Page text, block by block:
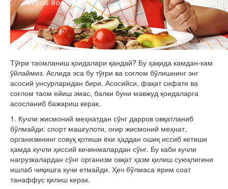
Тўғри таомланиш қоидалари қандай? Бу ҳақида камдан-кам
ўйлаймиз. Аслида эса бу тўғри ва соғлом бўлишнинг энг
асосий унсурларидан бири. Асосийси, фақат сифати ва
соғлом таом ейиш эмас, балки буни мавжуд қоидаларга
асосланиб бажариш керак.
1. Кучли жисмоний меҳнатдан сўнг дарров овқатланиб
бўлмайди: спорт машғулоти, оғир жисмоний меҳнат,
организмнинг совуқ қотиши ёки ҳаддан ошиқ иссиб кетиши
ҳамда кучли ҳиссий кечинмалардан сўнг. Бу каби кучли
нагрузкалардан сўнг организм овқат ҳазм қилиш суюқлигини
ишлаб чиқишга кучи етмайди. Ҳеч бўлмаса ярим соат
танаффус қилиш керак.